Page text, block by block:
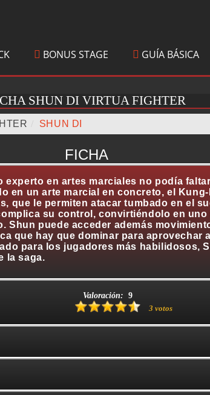
BONUS STAGE GUÍA BÁSICA
SHUN DI VIRTUA FIGHTER
SHUN DI
FICHA
experto en artes marciales no podía
en un arte marcial en concreto, el
que le permiten atacar tumbado en el
su control, convirtiéndolo en uno
Shun puede acceder además
que hay que dominar para aprovechar
para los jugadores más habilidosos,
la saga.
Valoración: 9
3 votos